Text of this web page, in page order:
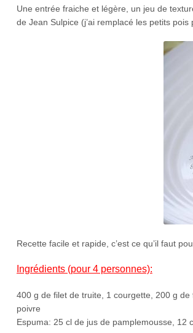
Une entrée fraiche et légère, un jeu de
de Jean Sulpice (j’ai remplacé les petits pois
Recette facile et rapide, c’est ce qu’il faut
Ingrédients (pour 4 personnes):
400 g de filet de truite, 1 courgette, 200 g
poivre
Espuma: 25 cl de jus de pamplemousse, 12